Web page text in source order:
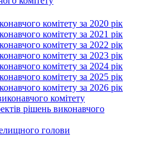
комітету за 2020 рік
комітету за 2021 рік
комітету за 2022 рік
комітету за 2023 рік
комітету за 2024 рік
комітету за 2025 рік
комітету за 2026 рік
комітету
рішень виконавчого
голови